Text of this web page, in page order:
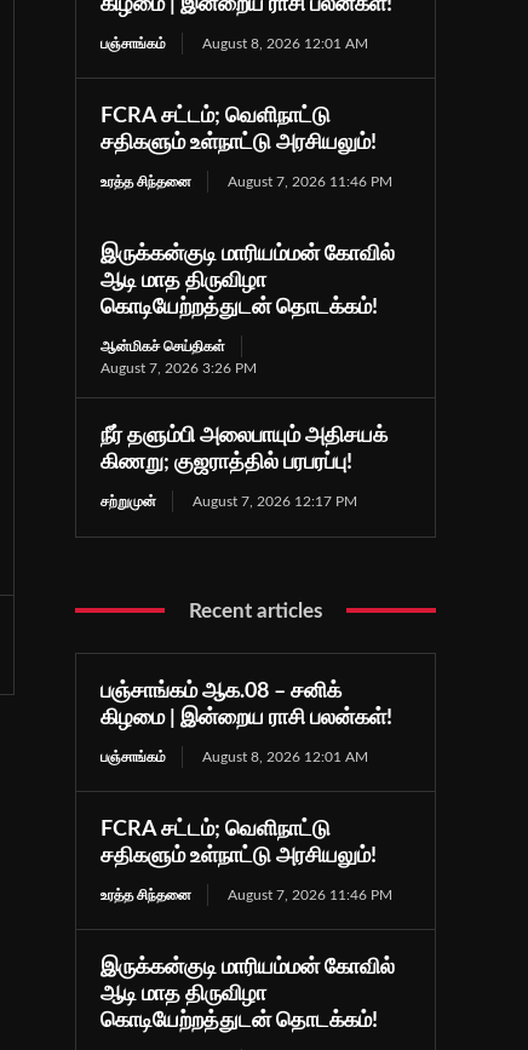
கிழமை | இன்றைய ராசி பலன்கள்!
பஞ்சாங்கம் August 8, 2026 12:01 AM
FCRA சட்டம்; வெளிநாட்டு
சதிகளும் உள்நாட்டு அரசியலும்!
உரத்த சிந்தனை August 7, 2026 11:46 PM
இருக்கன்குடி மாரியம்மன் கோவில்
ஆடி மாத திருவிழா
கொடியேற்றத்துடன் தொடக்கம்!
ஆன்மிகச் செய்திகள்
August 7, 2026 3:26 PM
நீர் தளும்பி அலைபாயும் அதிசயக்
கிணறு; குஜராத்தில் பரபரப்பு!
சற்றுமுன் August 7, 2026 12:17 PM
Recent articles
பஞ்சாங்கம் ஆக.08 – சனிக்
கிழமை | இன்றைய ராசி பலன்கள்!
பஞ்சாங்கம் August 8, 2026 12:01 AM
FCRA சட்டம்; வெளிநாட்டு
சதிகளும் உள்நாட்டு அரசியலும்!
உரத்த சிந்தனை August 7, 2026 11:46 PM
இருக்கன்குடி மாரியம்மன் கோவில்
ஆடி மாத திருவிழா
கொடியேற்றத்துடன் தொடக்கம்!